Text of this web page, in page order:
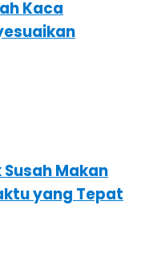
Kaca
Makan
yang Tepat